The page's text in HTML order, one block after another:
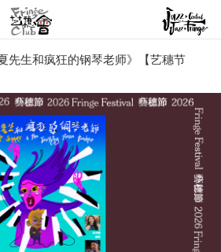
先生和疯狂的钢琴老师》【艺穗节